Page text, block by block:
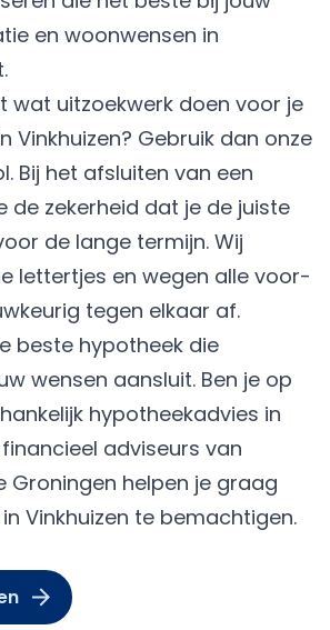
en woonwensen in
wat uitzoekwerk doen voor je
Vinkhuizen? Gebruik dan onze
Bij het afsluiten van een
de zekerheid dat je de juiste
de lange termijn. Wij
lettertjes en wegen alle voor-
tegen elkaar af.
beste hypotheek die
wensen aansluit. Ben je op
hypotheekadvies in
adviseurs van
Groningen helpen je graag
Vinkhuizen te bemachtigen.